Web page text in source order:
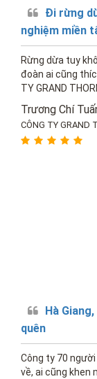
Đi rừng
nghiệm miền
Rừng dừa tuy
đoàn ai cũng
TY GRAND
Trương Chí
CÔNG TY GRAND
Hà
quên
Công ty 70
về, ai cũng khen